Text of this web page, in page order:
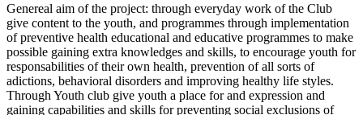
Genereal aim of the project: through everyday work of the Club
give content to the youth, and programmes through implementation
of preventive health educational and educative programmes to make
possible gaining extra knowledges and skills, to encourage youth for
responsabilities of their own health, prevention of all sorts of
adictions, behavioral disorders and improving healthy life styles.
Through Youth club give youth a place for and expression and
gaining capabilities and skills for preventing social exclusions of